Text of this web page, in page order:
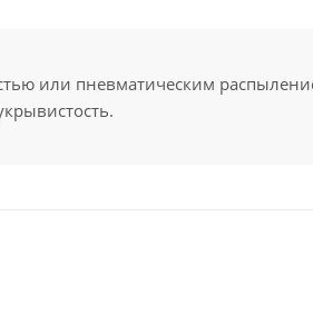
или пневматическим